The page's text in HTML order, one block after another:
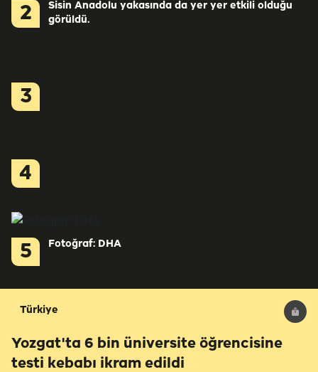
2
Sisin Anadolu yakasında da yer yer etkili olduğu
görüldü.
3
4
5 Fotoğraf: DHA
Türkiye
Yozgat'ta 6 bin üniversite öğrencisine
testi kebabı ikram edildi